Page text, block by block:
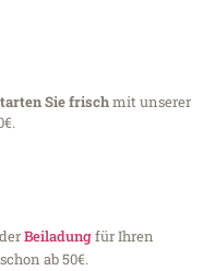
Sie frischmit unserer
derBeiladungfür Ihren
ab 50€.